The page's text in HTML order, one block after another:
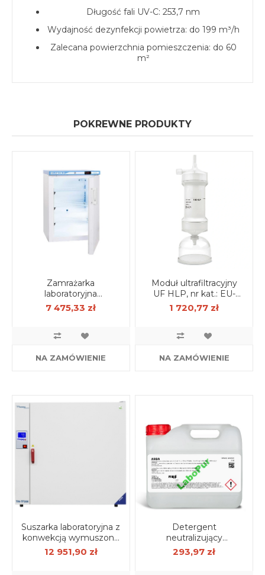
Długość fali UV-C: 253,7 nm
Wydajność dezynfekcji powietrza: do 199 m³/h
Zalecana powierzchnia pomieszczenia: do 60
m²
POKREWNE PRODUKTY
Zamrażarka
laboratoryjna
beziskrowa
kompaktowa Labcold
7 475,33 zł
NA ZAMÓWIENIE
Moduł ultrafiltracyjny
UF HLP, nr kat.: EU-
HLP-01
1 720,77 zł
NA ZAMÓWIENIE
Suszarka laboratoryjna z
konwekcją wymuszoną
120 l, wersja Basic
12 951,90 zł
Detergent
neutralizujący
LABOPUR ASSA 5 kg
293,97 zł